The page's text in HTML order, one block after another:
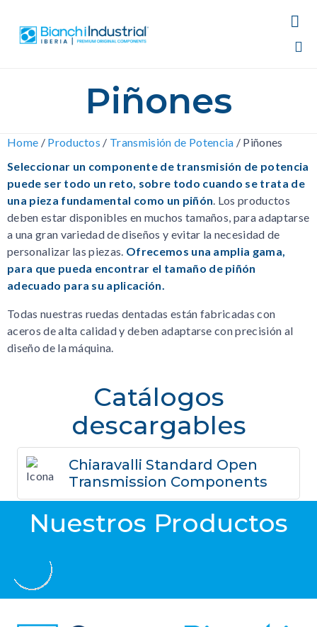

Piñones
Home / Productos / Transmisión de Potencia / Piñones
Seleccionar un componente de transmisión de potencia
puede ser todo un reto, sobre todo cuando se trata de
una pieza fundamental como un piñón. Los productos
deben estar disponibles en muchos tamaños, para adaptarse
a una gran variedad de diseños y evitar la necesidad de
personalizar las piezas. Ofrecemos una amplia gama,
para que pueda encontrar el tamaño de piñón
adecuado para su aplicación.
Todas nuestras ruedas dentadas están fabricadas con
aceros de alta calidad y deben adaptarse con precisión al
diseño de la máquina.
Catálogos
descargables
Chiaravalli Standard Open
Transmission Components
Nuestros Productos